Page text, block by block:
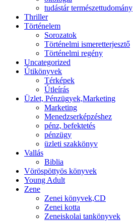
tudástár természettudomány
Thriller
Történelem
Sorozatok
Történelmi ismeretterjesztő
Történelmi regény
Uncategorized
Útikönyvek
Térképek
Útleírás
Üzlet, Pénzügyek,Marketing
Marketing
Menedzserképzéshez
pénz, befektetés
pénzügy
üzleti szakkönyv
Vallás
Biblia
Vöröspöttyös könyvek
Young Adult
Zene
Zenei könyvek,CD
Zenei kotta
Zeneiskolai tankönyvek